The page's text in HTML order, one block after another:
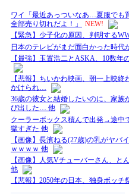
ワイ「最近あっついなあ…夏服でも
全部売り切れだよ！」
NEW!
【緊急】少子化の原因、判明する
日本のテレビがまだ面白かった時代
【最強】玉置浩二とASKA、10数
【悲報】ちいかわ映画、朝一上映
かけられ…
36歳の彼女と結婚したいのに、家
び出した… 他
クーラーボックス積んで出発→途中
獄すぎた 他
【画像】長濱ねる(27歳)の乳がヤバ
ｗｗｗｗ 他
【画像】人気Vチューバーさん、と
他
【悲報】2050年の日本、独身ボッ